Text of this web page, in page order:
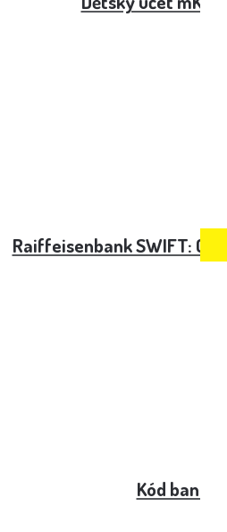
Raiffeisenbank SWIFT: Co
Kód banky